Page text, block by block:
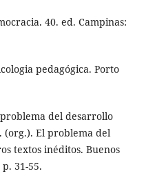
40. ed. Campinas:
pedagógica. Porto
del desarrollo
(org.). El problema del
textos inéditos. Buenos
31-55.